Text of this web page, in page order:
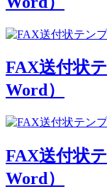
FAX送付状
Word）
FAX送付状
Word）